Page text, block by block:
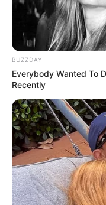
BUZZDAY
Everybody Wanted To
Recently